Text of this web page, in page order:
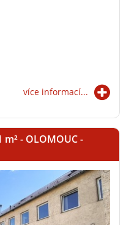
více informací...
m²- OLOMOUC -